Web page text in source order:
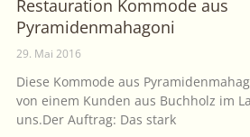
Restauration Kommode aus
Pyramidenmahagoni
29. Mai 2016
Diese Kommode aus
von einem Kunden aus Buchholz im
uns.Der Auftrag: Das stark